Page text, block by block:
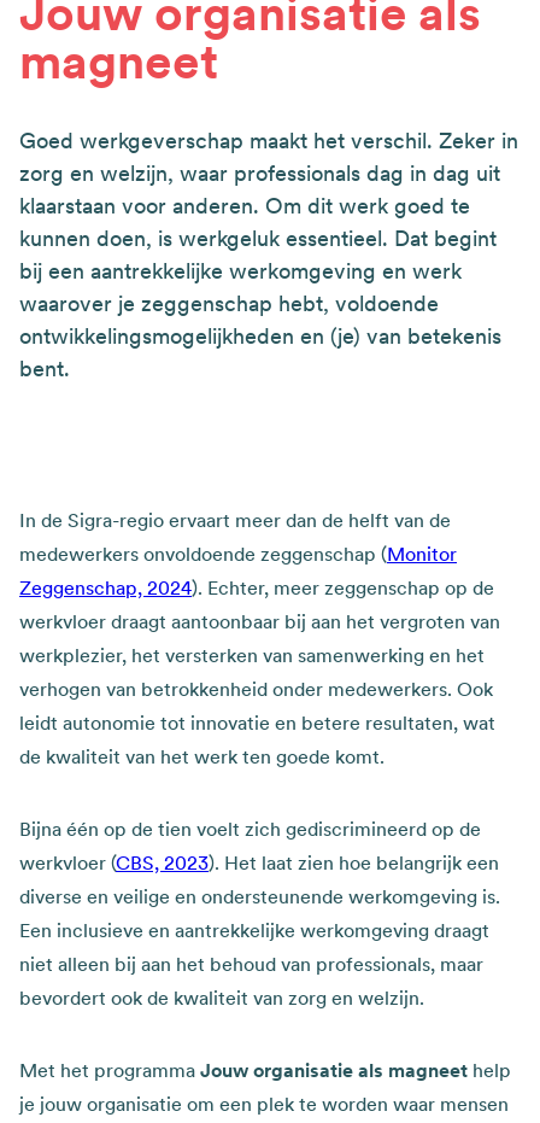
Jouw organisatie als
magneet
Goed werkgeverschap maakt het verschil. Zeker in
zorg en welzijn, waar professionals dag in dag uit
klaarstaan voor anderen. Om dit werk goed te
kunnen doen, is werkgeluk essentieel. Dat begint
bij een aantrekkelijke werkomgeving en werk
waarover je zeggenschap hebt, voldoende
ontwikkelingsmogelijkheden en (je) van betekenis
bent.
In de Sigra-regio ervaart meer dan de helft van de
medewerkers onvoldoende zeggenschap (Monitor
Zeggenschap, 2024). Echter, meer zeggenschap op de
werkvloer draagt aantoonbaar bij aan het vergroten van
werkplezier, het versterken van samenwerking en het
verhogen van betrokkenheid onder medewerkers. Ook
leidt autonomie tot innovatie en betere resultaten, wat
de kwaliteit van het werk ten goede komt. ​
Bijna één op de tien voelt zich gediscrimineerd op de
werkvloer (CBS, 2023). Het laat zien hoe belangrijk een
diverse en veilige en ondersteunende werkomgeving is.
Een inclusieve en aantrekkelijke werkomgeving draagt
niet alleen bij aan het behoud van professionals, maar
bevordert ook de kwaliteit van zorg en welzijn. ​
Met het programma Jouw organisatie als magneet help
je jouw organisatie om een plek te worden waar mensen